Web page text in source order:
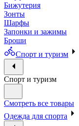
Бижутерия
Зонты
Шарфы
Запонки и зажимы
Броши
Спорт и туризм
Спорт и туризм
Смотреть все товары
Одежда для спорта